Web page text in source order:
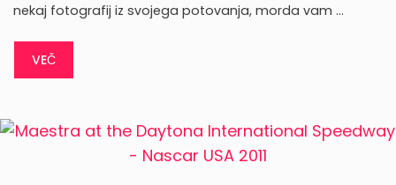
nekaj fotografij iz svojega potovanja, morda vam …
VEČ